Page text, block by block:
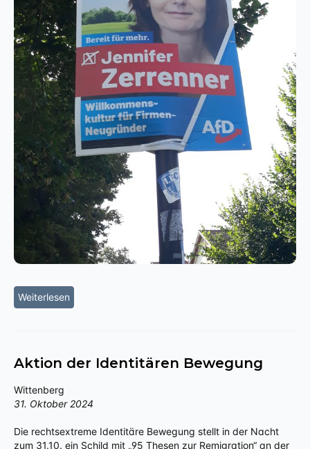
Weiterlesen
Aktion der Identitären Bewegung
Wittenberg
31. Oktober 2024
Die rechtsextreme Identitäre Bewegung stellt in der Nacht
zum 31.10. ein Schild mit „95 Thesen zur Remigration“ an der